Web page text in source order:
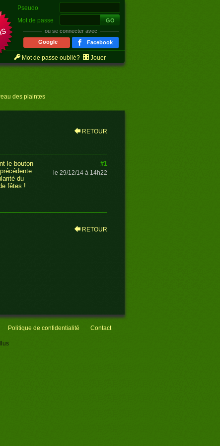
Pseudo
Mot de passe
ou se connecter avec
Google
Facebook
Mot de passe oublié? Jouer
des plaintes
RETOUR
le bouton
du
fêtes !
#1
le 29/12/14 à 14h22
RETOUR
Politique de confidentialité Contact